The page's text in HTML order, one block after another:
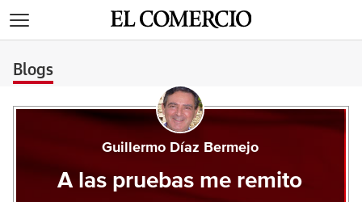
Blogs
Guillermo Díaz Bermejo
A las pruebas me remito